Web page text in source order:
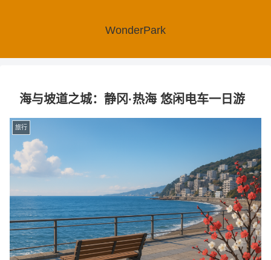
WonderPark
海与坡道之城：静冈·热海 悠闲电车一日游
旅行